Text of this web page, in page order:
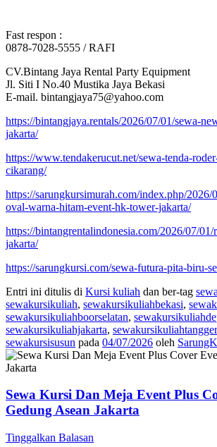
Fast respon :
0878-7028-5555 / RAFI
CV.Bintang Jaya Rental Party Equipment
Jl. Siti I No.40 Mustika Jaya Bekasi
E-mail. bintangjaya75@yahoo.com
https://bintangjaya.rentals/2026/07/01/sewa-
jakarta/
https://www.tendakerucut.net/sewa-tenda-
cikarang/
https://sarungkursimurah.com/index.php/2026/
oval-warna-hitam-event-hk-tower-jakarta/
https://bintangrentalindonesia.com/2026/07/
jakarta/
https://sarungkursi.com/sewa-futura-pita-biru-
Entri ini ditulis di Kursi kuliah dan ber-tag
sewakursikuliah, sewakursikuliahbekasi,
sewakursikuliahboorselatan,
sewakursikuliahjakarta,
sewakursisusun pada 04/07/2026 oleh
Sewa Kursi Dan Meja Event Plus
Gedung Asean Jakarta
Tinggalkan Balasan